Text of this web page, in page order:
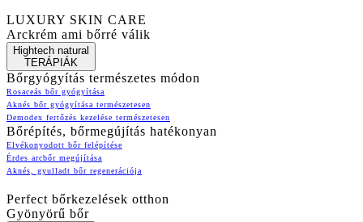
LUXURY SKIN CARE
Arckrém ami bőrré válik
Hightech natural
TERÁPIÁK
Bőrgyógyítás természetes módon
Rosaceás bőr gyógyítása
Aknés bőr gyógyítása természetesen
Demodex fertőzés kezelése természetesen
Bőrépítés, bőrmegújítás hatékonyan
Elvékonyodott bőr felépítése
Érdes arcbőr megújítása
Aknés, gyulladt bőr regenerációja
Perfect bőrkezelések otthon
Gyönyörű bőr